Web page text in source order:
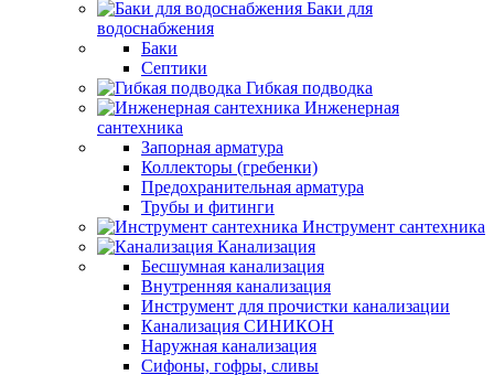
Баки для
водоснабжения
Баки
Септики
Гибкая подводка
Инженерная
сантехника
Запорная арматура
Коллекторы (гребенки)
Предохранительная арматура
Трубы и фитинги
Инструмент сантехника
Канализация
Бесшумная канализация
Внутренняя канализация
Инструмент для прочистки канализации
Канализация СИНИКОН
Наружная канализация
Сифоны, гофры, сливы